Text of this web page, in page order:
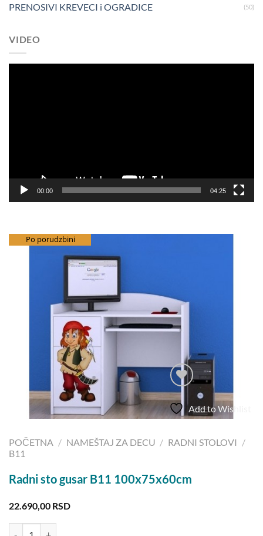
PRENOSIVI KREVECI i OGRADICE (50)
VIDEO
00:00 04:25
besplatna dostava
Po porudzbini
Add to Wishlist
POČETNA / NAMEŠTAJ ZA DECU / RADNI STOLOVI /
B11
Radni sto gusar B11 100x75x60cm
22.690,00 RSD